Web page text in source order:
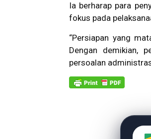
Ia berharap para
fokus pada
“Persiapan yang
Dengan demikian,
persoalan